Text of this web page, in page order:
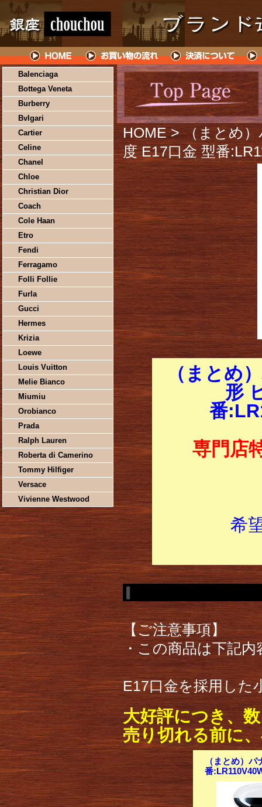
Balenciaga
Bottega Veneta
Burberry
Bvlgari
Cartier
Celine
Chanel
Chloe
Christian Dior
Coach
Cole Haan
Etro
Fendi
Ferragamo
Folli Follie
Furla
Gucci
Hermes
Krizia
Loewe
Louis Vuitton
Melie Bianco
Miumiu
Orobianco
Prada
Ralph Lauren
Roberta di Camerino
Tommy Hilfiger
Versace
Vivienne Westwood
HOME > （まとめ
度 E17口金 型番
（まとめ
形
番
専門店
希
【ご注意事項】
・この商品は下記
E17口金を採用した
大好評につき、
売り切れる前に
（まとめ）
番